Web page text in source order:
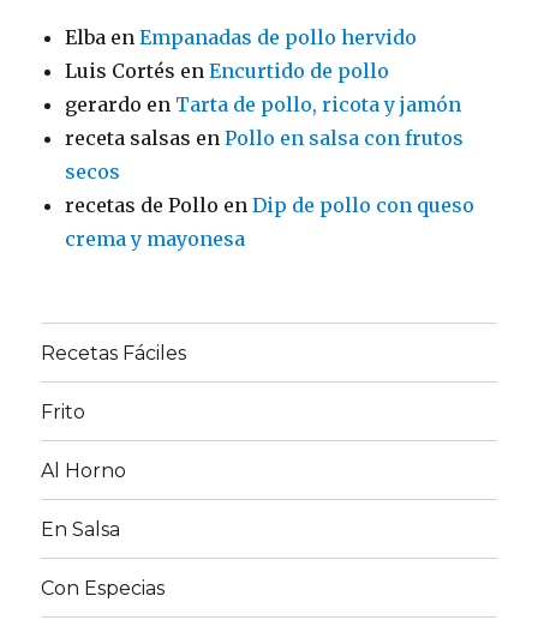
Elba enEmpanadas de pollo hervido
Luis Cortés enEncurtido de pollo
gerardo en Tarta de pollo, ricota y jamón
receta salsas enPollo en salsa con frutos
secos
recetas de Pollo enDip de pollo con queso
crema y mayonesa
Recetas Fáciles
Frito
Al Horno
En Salsa
Con Especias